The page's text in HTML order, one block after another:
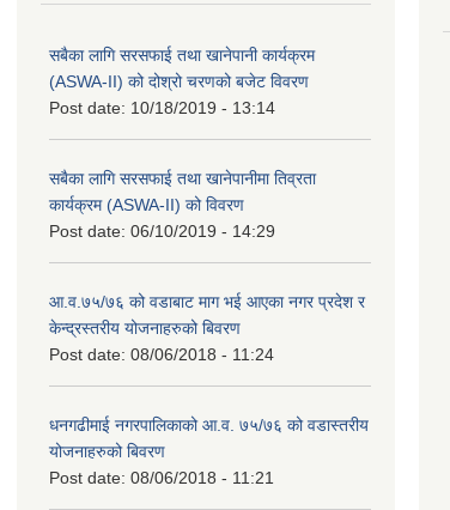
सबैका लागि सरसफाई तथा खानेपानी कार्यक्रम
(ASWA-II) को दोश्रो चरणको बजेट विवरण
Post date: 10/18/2019 - 13:14
सबैका लागि सरसफाई तथा खानेपानीमा तिव्रता
कार्यक्रम (ASWA-II) को विवरण
Post date: 06/10/2019 - 14:29
आ.व.७५/७६ को वडाबाट माग भई आएका नगर प्रदेश र
केन्द्रस्तरीय योजनाहरुको बिवरण
Post date: 08/06/2018 - 11:24
धनगढीमाई नगरपालिकाको आ.व. ७५/७६ को वडास्तरीय
योजनाहरुको बिवरण
Post date: 08/06/2018 - 11:21